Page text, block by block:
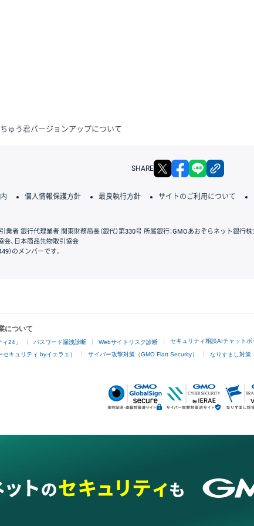
ゅう君バージョンアップについて
SHARE X facebook
個人情報保護方針 最良執行方針 サイトのご利用について
業者 銀行代理業者 関東財務局長（銀代）第330号 所属銀行：GMOあおぞらネット銀行
会、日本商品先物取引協会
）のメンバーです。
について
24」 パスワード漏洩診断 Webサイトリスク診断 セキュリティ相談AIチャットボ
キュリティ byイエラエ） サイバー攻撃対策（GMO Flatt Security） なりすまし対策